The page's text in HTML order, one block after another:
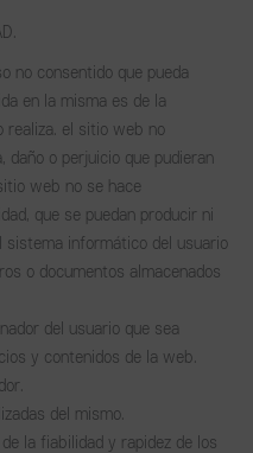
no consentido que pueda
en la misma es de la
realiza. el sitio web no
daño o perjuicio que pudieran
web no se hace
que se puedan producir ni
sistema informático del usuario
o documentos almacenados
del usuario que sea
y contenidos de la web.
del mismo.
la fiabilidad y rapidez de los